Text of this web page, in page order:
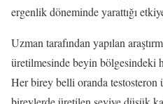
ergenlik döneminde yarattığı
Uzman tarafından yapılan
üretilmesinde beyin bölgesindeki
Her birey belli oranda testosteron